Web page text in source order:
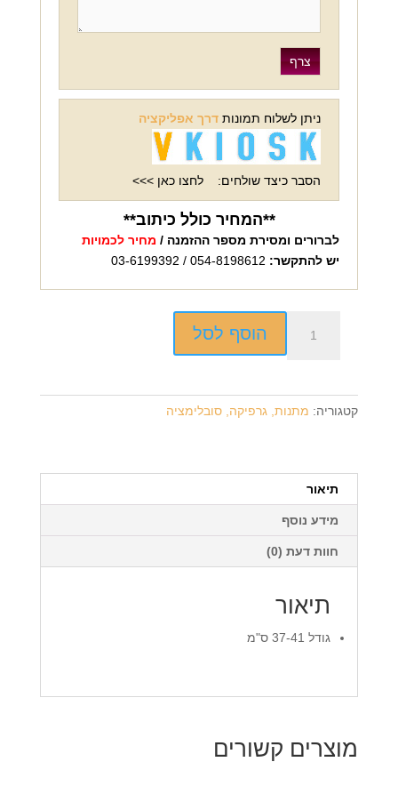
ניתן לשלוח תמונות דרך אפליקציה
הסבר כיצד שולחים: לחצו כאן >>>
**המחיר כולל כיתוב**
לברורים ומסירת מספר ההזמנה / מחיר לכמויות
יש להתקשר:
המוצר
הוסף לסל
קטגוריה: מתנות, גרפיקה, סובלימציה
תיאור
מידע נוסף
חוות דעת (0)
תיאור
גודל 37-41 ס"מ
מוצרים קשורים